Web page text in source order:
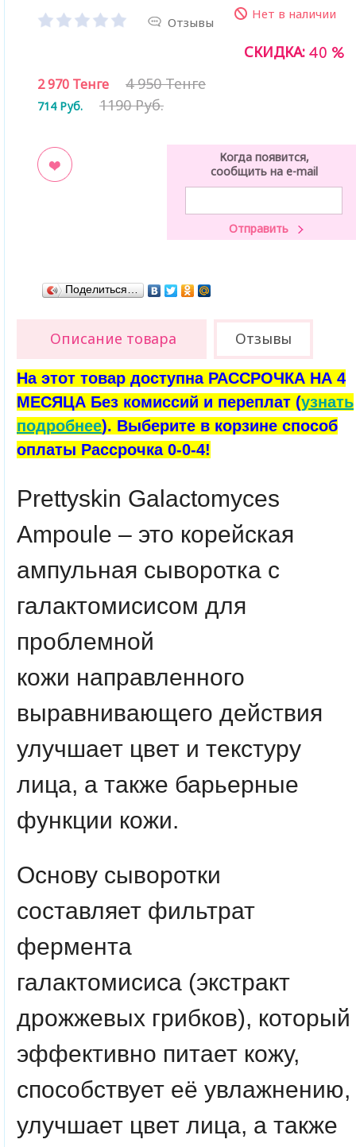
Отзывы
Нет в наличии
СКИДКА: 40 %
2 970 Тенге 4 950 Тенге
714 Руб. 1190 Руб.
Когда появится,
сообщить на e-mail
Поделиться…
Описание товара Отзывы
На этот товар доступна РАССРОЧКА НА 4
МЕСЯЦА Без комиссий и переплат (узнать
подробнее). Выберите в корзине способ
оплаты Рассрочка 0-0-4!
Prettyskin Galactomyces
Ampoule – это корейская
ампульная сыворотка с
галактомисисом для
проблемной
кожи направленного
выравнивающего действия
улучшает цвет и текстуру
лица, а также барьерные
функции кожи.
Основу сыворотки
составляет фильтрат
фермента
галактомисиса (экстракт
дрожжевых грибков), который
эффективно питает кожу,
способствует её увлажнению,
улучшает цвет лица, а также